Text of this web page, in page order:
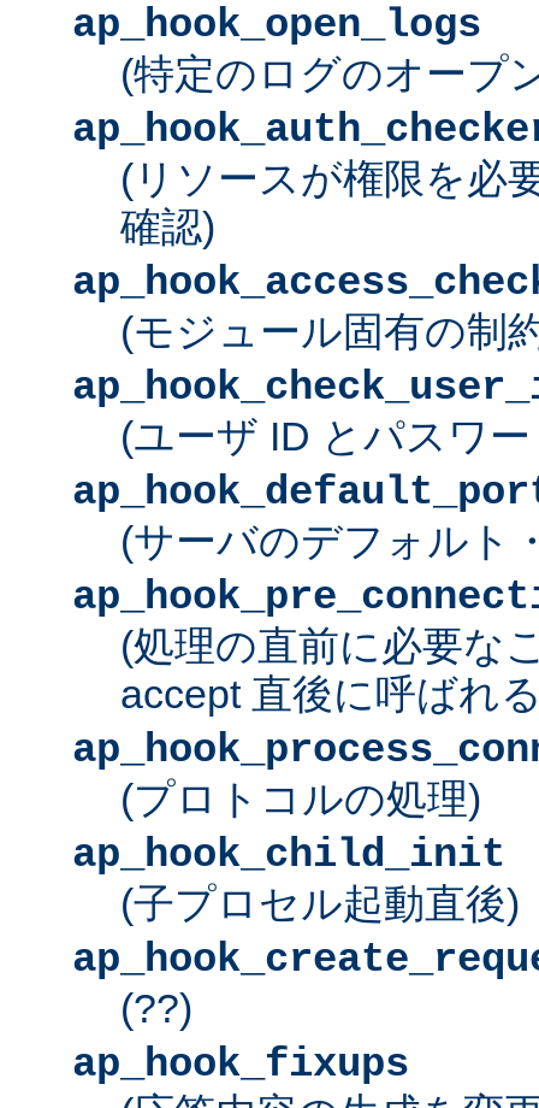
ap_hook_open_logs
(特定のログのオープ
(リソースが権限を必
確認)
(モジュール固有の制
(ユーザ ID とパスワ
(サーバのデフォルト
(処理の直前に必要な
accept 直後に呼ばれ
(プロトコルの処理)
ap_hook_child_init
(子プロセル起動直後)
(??)
ap_hook_fixups